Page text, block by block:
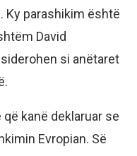
Ky parashikim është
David
si anëtaret
kanë deklaruar se
Evropian. Së